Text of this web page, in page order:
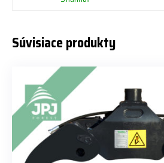
Súvisiace produkty